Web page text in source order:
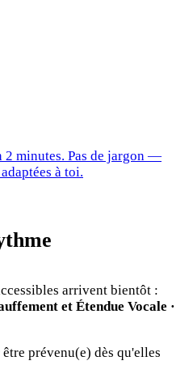
minutes. Pas de jargon —
à toi.
arrivent bientôt :
et Étendue Vocale ·
prévenu(e) dès qu'elles